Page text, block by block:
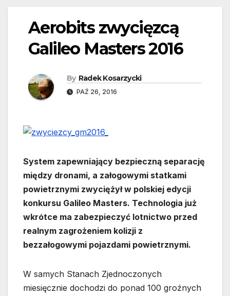
Aerobits zwycięzcą
Galileo Masters 2016
By Radek Kosarzycki
PAŹ 26, 2016
System zapewniający bezpieczną separację
między dronami, a załogowymi statkami
powietrznymi zwyciężył w polskiej edycji
konkursu Galileo Masters. Technologia już
wkrótce ma zabezpieczyć lotnictwo przed
realnym zagrożeniem kolizji z
bezzałogowymi pojazdami powietrznymi.
W samych Stanach Zjednoczonych
miesięcznie dochodzi do ponad 100 groźnych